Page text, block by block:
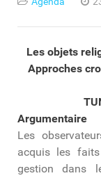
Les objets
Approches
Argumentaire
Les
acquis les
gestion dans